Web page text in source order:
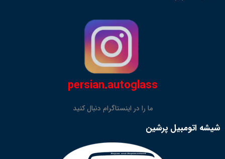
persian.autoglass
ما را در اینستاگرام دنبال کنید
شیشه اتومبیل پرشین